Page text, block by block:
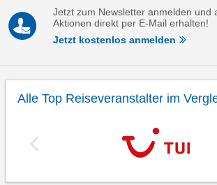
Jetzt zum Newsletter anmelden und
Aktionen direkt per E-Mail erhalten!
Jetzt kostenlos anmelden
Alle Top Reiseveranstalter im